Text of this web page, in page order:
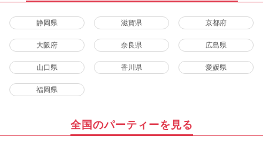
静岡県 滋賀県 京都府
大阪府 奈良県 広島県
山口県 香川県 愛媛県
福岡県
全国のパーティーを見る